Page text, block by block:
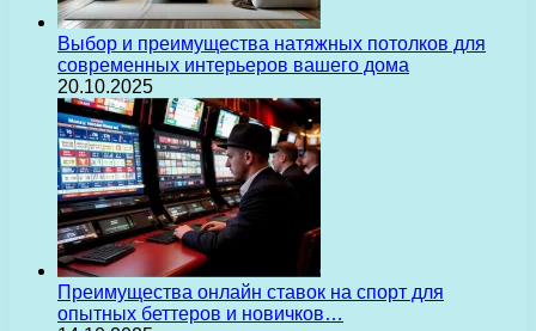
Выбор и преимущества натяжных потолков для
современных интерьеров вашего дома
20.10.2025
Преимущества онлайн ставок на спорт для
опытных беттеров и новичков…